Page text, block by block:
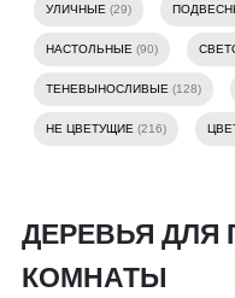
УЛИЧНЫЕ (29)
НАСТОЛЬНЫЕ (90)
ТЕНЕВЫНОСЛИВЫЕ (128)
НЕ ЦВЕТУЩИЕ (216)
ДЕРЕВЬЯ ДЛЯ
КОМНАТЫ